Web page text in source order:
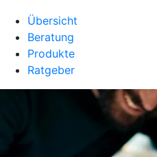
Übersicht
Beratung
Produkte
Ratgeber